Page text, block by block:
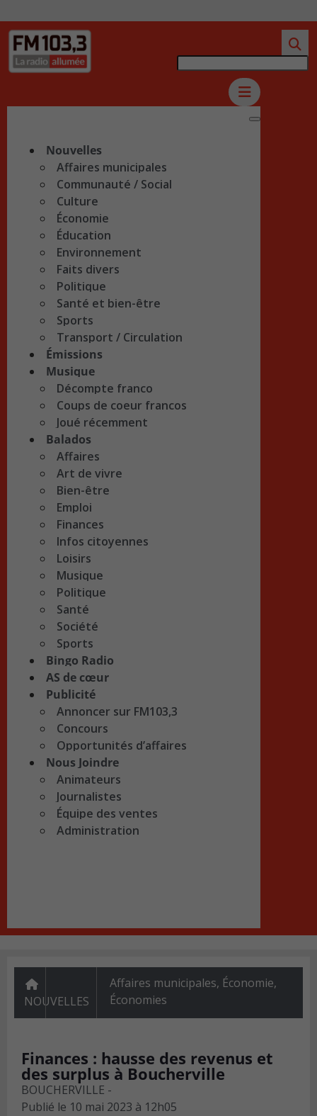
Nouvelles
Affaires municipales
Communauté / Social
Culture
Économie
Éducation
Environnement
Faits divers
Politique
Santé et bien-être
Sports
Transport / Circulation
Émissions
Musique
Décompte franco
Coups de coeur francos
Joué récemment
Balados
Affaires
Art de vivre
Bien-être
Emploi
Finances
Infos citoyennes
Loisirs
Musique
Politique
Santé
Société
Sports
Bingo Radio
AS de cœur
Publicité
Annoncer sur FM103,3
Concours
Opportunités d’affaires
Nous Joindre
Animateurs
Journalistes
Équipe des ventes
Administration
NOUVELLES
Affaires municipales, Économie,
Économies
Finances : hausse des revenus et
des surplus à Boucherville
BOUCHERVILLE -
Publié le 10 mai 2023 à 12h05